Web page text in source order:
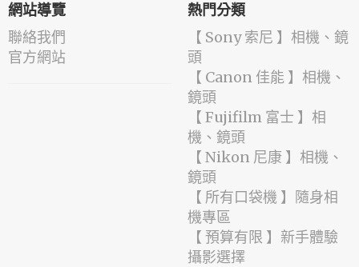
網站導覽
聯絡我們
官方網站
熱門分類
【 Sony 索尼 】相機、鏡
頭
【 Canon 佳能 】相機、
鏡頭
【 Fujifilm 富士 】相
機、鏡頭
【 Nikon 尼康 】相機、
鏡頭
【 所有口袋機 】隨身相
機專區
【 預算有限 】新手體驗
攝影選擇